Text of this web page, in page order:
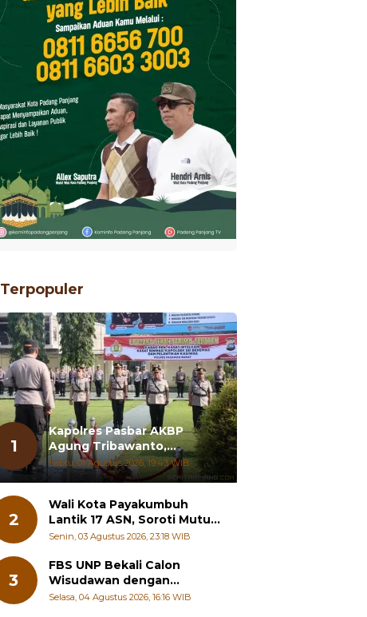
Terpopuler
1
Kapolres Pasbar AKBP
Agung Tribawanto,
Tekankan Peningkatan
Pelayanan dan Sinergi
Sabtu, 01 Agustus 2026, 19:43 WIB
2
Wali Kota Payakumbuh
Lantik 17 ASN, Soroti Mutu
Sekolah hingga Pelayanan
Senin, 03 Agustus 2026, 23:18 WIB
3
FBS UNP Bekali Calon
Wisudawan dengan
Wawasan Karier Global dan
Selasa, 04 Agustus 2026, 16:16 WIB